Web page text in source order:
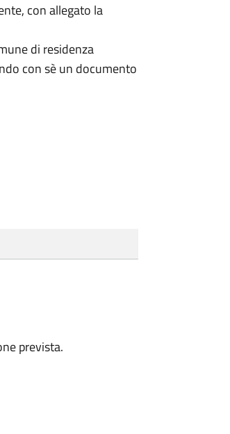
con allegato la
di residenza
con sè un documento
prevista.